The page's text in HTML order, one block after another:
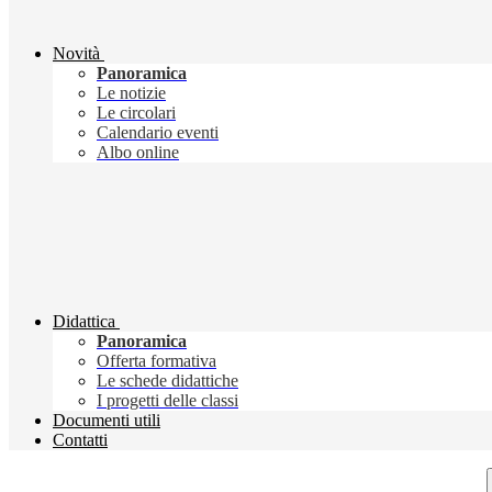
Novità
Panoramica
Le notizie
Le circolari
Calendario eventi
Albo online
Didattica
Panoramica
Offerta formativa
Le schede didattiche
I progetti delle classi
Documenti utili
Contatti